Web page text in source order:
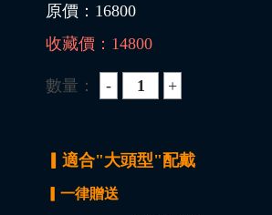
原價： 16800
收藏價： 14800
數量：
▎適合"大頭型"配戴
▎一律贈送